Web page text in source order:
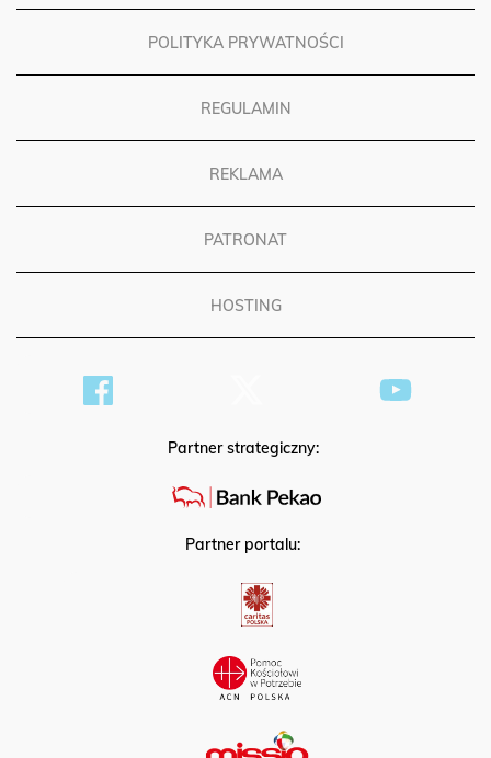
POLITYKA PRYWATNOŚCI
REGULAMIN
REKLAMA
PATRONAT
HOSTING
Partner strategiczny:
Partner portalu: